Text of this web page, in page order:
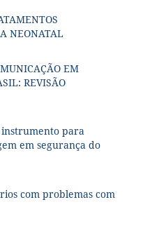
NEONATAL
EM
REVISÃO
para
em segurança do
com problemas com